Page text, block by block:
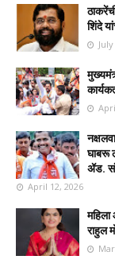
शिंदे
घाबरू
ॲड.
April 12, 2026
महिला
राहुल